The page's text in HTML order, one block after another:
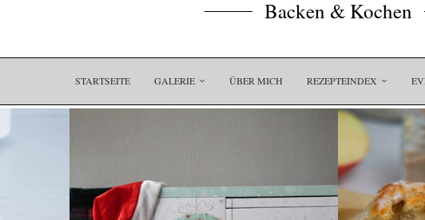
Backen & Kochen
STARTSEITE GALERIE ÜBER MICH REZEPTEINDEX